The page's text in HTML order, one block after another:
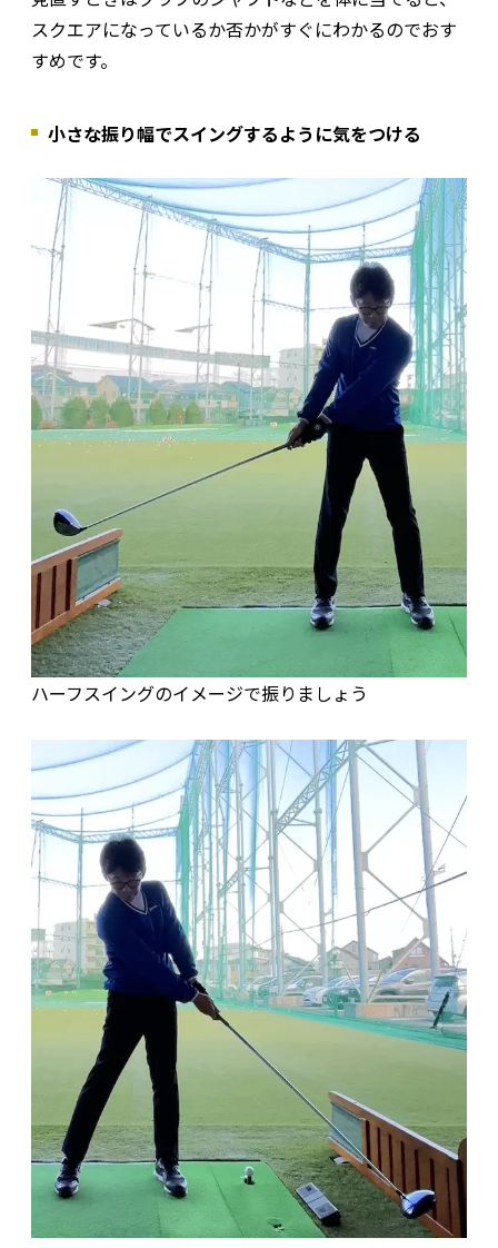
スクエアになっているか否かがすぐにわかるのでおす
すめです。
小さな振り幅でスイングするように気をつける
ハーフスイングのイメージで振りましょう